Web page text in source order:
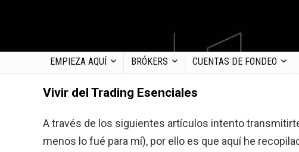
EMPIEZA AQUÍ BRÓKERS CUENTAS DE FONDEO
Vivir del Trading Esenciales
A través de los siguientes artículos intento
menos lo fué para mí), por ello es que aquí he